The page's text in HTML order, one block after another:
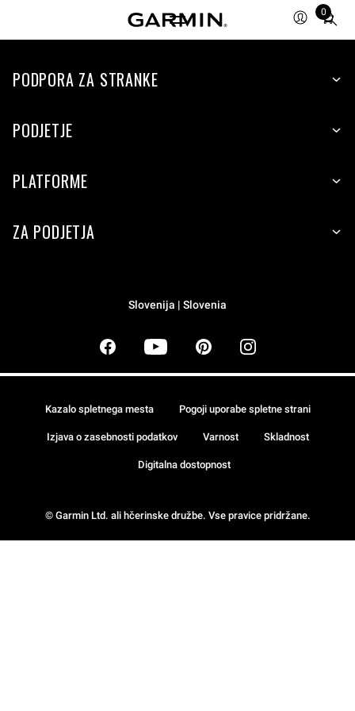
0
Total
items
cart:
PODPORA ZA STRANKE
PODJETJE
PLATFORME
ZA PODJETJA
Slovenija | Slovenia
© Garmin Ltd. ali hčerinske družbe. Vse pravice pridržane.
Kazalo spletnega mesta Pogoji uporabe spletne strani
Izjava o zasebnosti podatkov Varnost Skladnost
Digitalna dostopnost